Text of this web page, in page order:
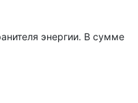
энергии. В сумме